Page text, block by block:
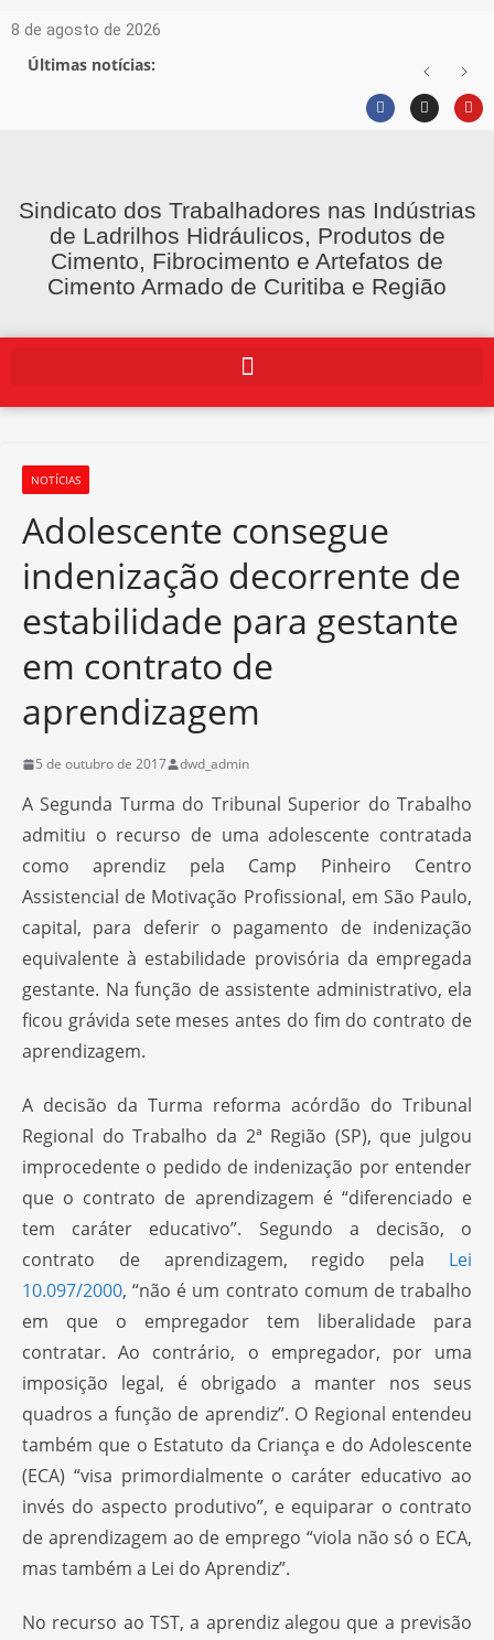
8 de agosto de 2026
Últimas notícias:
Sindicato dos Trabalhadores nas Indústrias
de Ladrilhos Hidráulicos, Produtos de
Cimento, Fibrocimento e Artefatos de
Cimento Armado de Curitiba e Região
NOTÍCIAS
Adolescente consegue
indenização decorrente de
estabilidade para gestante
em contrato de
aprendizagem
5 de outubro de 2017 dwd_admin
A Segunda Turma do Tribunal Superior do Trabalho
admitiu o recurso de uma adolescente contratada
como aprendiz pela Camp Pinheiro Centro
Assistencial de Motivação Profissional, em São Paulo,
capital, para deferir o pagamento de indenização
equivalente à estabilidade provisória da empregada
gestante. Na função de assistente administrativo, ela
ficou grávida sete meses antes do fim do contrato de
aprendizagem.
A decisão da Turma reforma acórdão do Tribunal
Regional do Trabalho da 2ª Região (SP), que julgou
improcedente o pedido de indenização por entender
que o contrato de aprendizagem é “diferenciado e
tem caráter educativo”. Segundo a decisão, o
contrato de aprendizagem, regido pela Lei
10.097/2000, “não é um contrato comum de trabalho
em que o empregador tem liberalidade para
contratar. Ao contrário, o empregador, por uma
imposição legal, é obrigado a manter nos seus
quadros a função de aprendiz”. O Regional entendeu
também que o Estatuto da Criança e do Adolescente
(ECA) “visa primordialmente o caráter educativo ao
invés do aspecto produtivo”, e equiparar o contrato
de aprendizagem ao de emprego “viola não só o ECA,
mas também a Lei do Aprendiz”.
No recurso ao TST, a aprendiz alegou que a previsão